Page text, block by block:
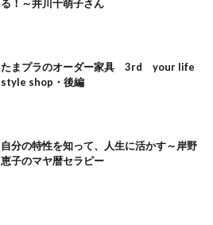
る！～井川十萌子さん
たまプラのオーダー家具 3rd your life
style shop・後編
自分の特性を知って、人生に活かす～岸野
恵子のマヤ暦セラピー